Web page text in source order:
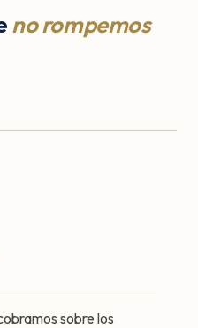
no rompemos
sobre los